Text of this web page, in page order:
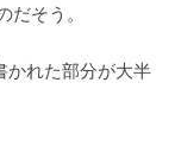
だそう。
かれた部分が大半